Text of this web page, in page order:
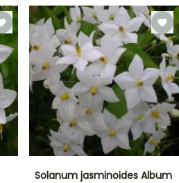
Solanum jasminoides Album